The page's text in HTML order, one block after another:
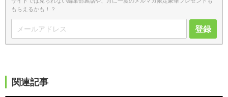
もらえるかも！？
登録
関連記事